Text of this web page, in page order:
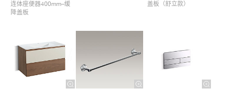
连体座便器400mm–缓
降盖板
盖板（舒立款）